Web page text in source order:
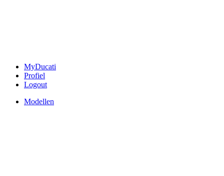
MyDucati
Profiel
Logout
Modellen